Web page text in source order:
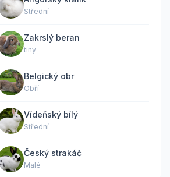
Střední
Zakrslý beran
tiny
Belgický obr
Obří
Vídeňský bílý
Střední
Český strakáč
Malé